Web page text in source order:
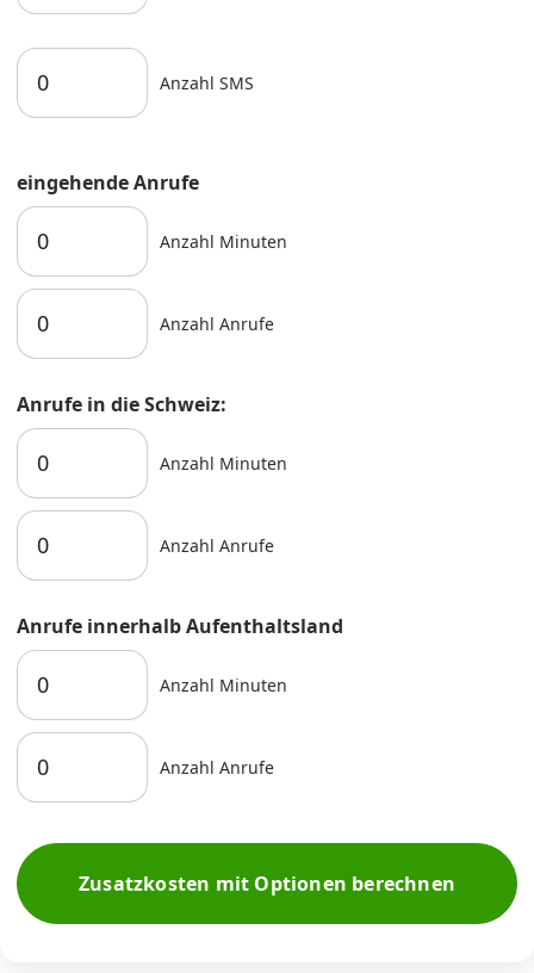
Anzahl SMS
eingehende Anrufe
Anzahl Minuten
Anzahl Anrufe
Anrufe in die Schweiz:
Anzahl Minuten
Anzahl Anrufe
Anrufe innerhalb Aufenthaltsland
Anzahl Minuten
Anzahl Anrufe
Zusatzkosten mit Optionen berechnen